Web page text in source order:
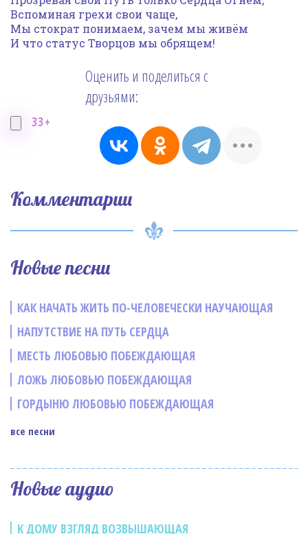
Вспоминая грехи свои чаще,
Мы стократ понимаем, зачем мы живём
И что статус Творцов мы обрящем!
33+
Оценить и поделиться с
друзьями:
Комментарии
Новые песни
КАК НАЧАТЬ ЖИТЬ ПО-ЧЕЛОВЕЧЕСКИ НАУЧАЮЩАЯ
НАПУТСТВИЕ НА ПУТЬ СЕРДЦА
МЕСТЬ ЛЮБОВЬЮ ПОБЕЖДАЮЩАЯ
ЛОЖЬ ЛЮБОВЬЮ ПОБЕЖДАЮЩАЯ
ГОРДЫНЮ ЛЮБОВЬЮ ПОБЕЖДАЮЩАЯ
все песни
Новые аудио
К ДОМУ ВЗГЛЯД ВОЗВЫШАЮЩАЯ